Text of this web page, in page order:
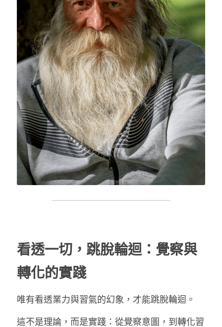
看透一切，跳脫輪迴：覺察與
轉化的實踐
唯有看透業力與習氣的幻象，才能跳脫輪迴。
這不是理論，而是實踐：從覺察意圖，到轉化習